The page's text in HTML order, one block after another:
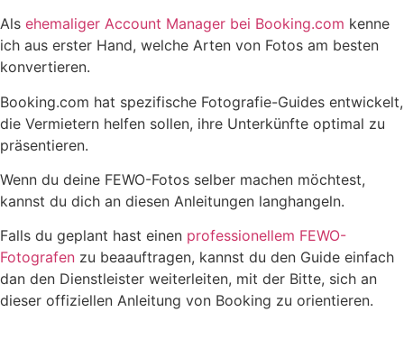
Als ehemaliger Account Manager bei Booking.com kenne
ich aus erster Hand, welche Arten von Fotos am besten
konvertieren.
Booking.com hat spezifische Fotografie-Guides entwickelt,
die Vermietern helfen sollen, ihre Unterkünfte optimal zu
präsentieren.
Wenn du deine FEWO-Fotos selber machen möchtest,
kannst du dich an diesen Anleitungen langhangeln.
Falls du geplant hast einen professionellem FEWO-
Fotografen zu beaauftragen, kannst du den Guide einfach
dan den Dienstleister weiterleiten, mit der Bitte, sich an
dieser offiziellen Anleitung von Booking zu orientieren.